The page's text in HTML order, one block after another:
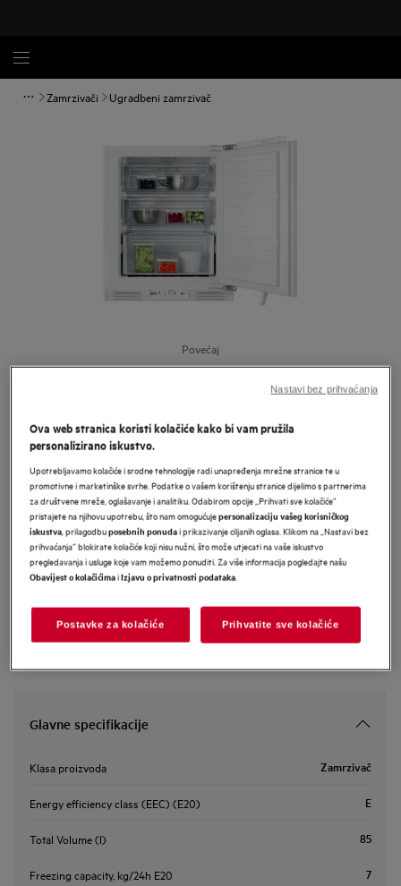
Zamrzivači Ugradbeni zamrzivač
Povećaj
OAB7N82EF
AEG 7000 zamrzivač ladičar s
NoFrost tehnologijom visine 81.9 cm
Informacijski list proizvoda
Sigurnosne upute i sigurnosna upozorenja prema EU regulativi
Za sigurno korištenje proizvoda pročitajte cijeli korisnički
priručnik.
Glavne specifikacije
Klasa proizvoda Zamrzivač
Energy efficiency class (EEC) (E20) E
Total Volume (l) 85
Freezing capacity, kg/24h E20 7
Ova web stranica koristi kolačiće kako bi vam pružila
personalizirano iskustvo.
Upotrebljavamo kolačiće i srodne tehnologije radi unapređenja mrežne stranice te u
promotivne i marketinške svrhe. Podatke o vašem korištenju stranice dijelimo s partnerima
za društvene mreže, oglašavanje i analitiku. Odabirom opcije „Prihvati sve kolačiće”
pristajete na njihovu upotrebu, što nam omogućujepersonalizaciju vašeg korisničkog
iskustva, prilagodbuposebnih ponudai prikazivanje ciljanih oglasa. Klikom na „Nastavi bez
prihvaćanja” blokirate kolačiće koji nisu nužni, što može utjecati na vaše iskustvo
pregledavanja i usluge koje vam možemo ponuditi. Za više informacija pogledajte našu
Obavijest o kolačićimaiIzjavu o privatnosti podataka.
Postavke za kolačiće Prihvatite sve kolačiće
Nastavi bez prihvaćanja